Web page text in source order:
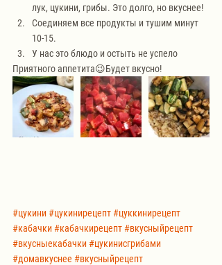
лук, цукини, грибы. Это долго, но вкуснее!
Соединяем все продукты и тушим минут
10-15.
У нас это блюдо и остыть не успело
Приятного аппетита😉Будет вкусно!
#цукини#цукинирецепт#цуккинирецепт
#кабачки#кабачкирецепт#вкусныйрецепт
#вкусныекабачки#цукинисгрибами
#домавкуснее #вкусныйрецепт